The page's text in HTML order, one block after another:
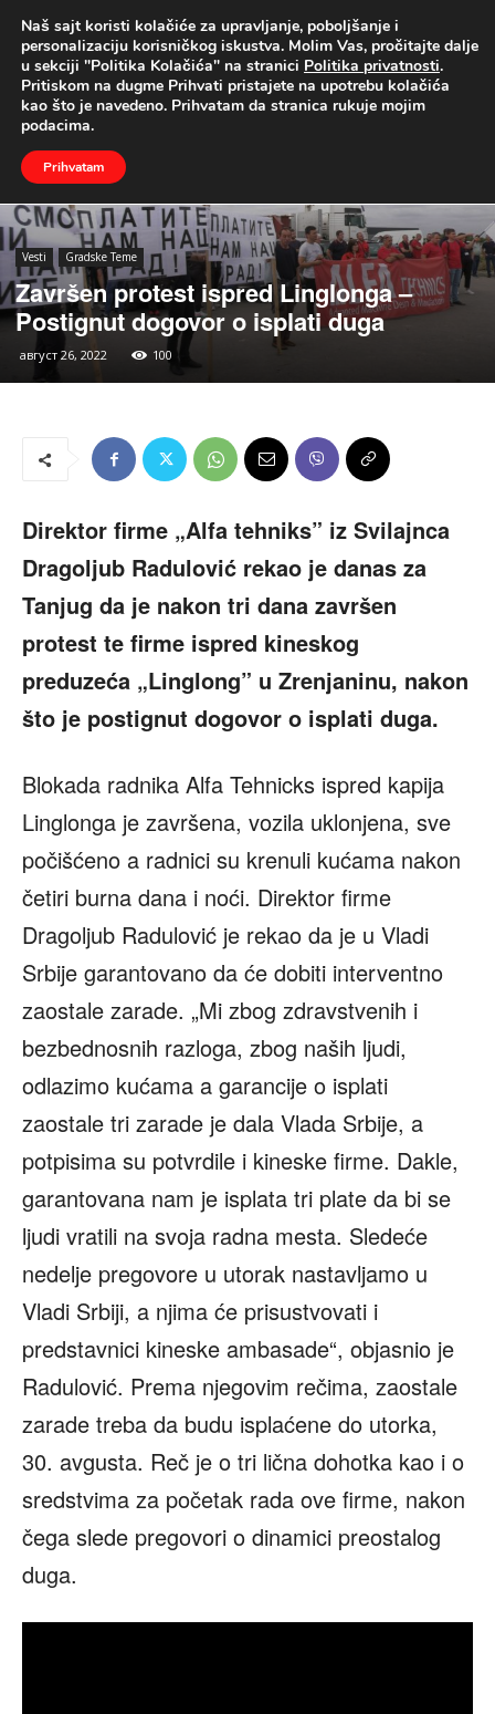
UŽIVO
Naslovna Vesti Gradske Teme
Vesti Gradske Teme
Završen protest ispred Linglonga –
Postignut dogovor o isplati duga
август 26, 2022 100
Direktor firme „Alfa tehniks” iz Svilajnca
Dragoljub Radulović rekao je danas za
Tanjug da je nakon tri dana završen
protest te firme ispred kineskog
preduzeća „Linglong” u Zrenjaninu, nakon
što je postignut dogovor o isplati duga.
Blokada radnika Alfa Tehnicks ispred kapija
Linglonga je završena, vozila uklonjena, sve
počišćeno a radnici su krenuli kućama nakon
četiri burna dana i noći. Direktor firme
Dragoljub Radulović je rekao da je u Vladi
Srbije garantovano da će dobiti interventno
zaostale zarade. „Mi zbog zdravstvenih i
bezbednosnih razloga, zbog naših ljudi,
odlazimo kućama a garancije o isplati
zaostale tri zarade je dala Vlada Srbije, a
potpisima su potvrdile i kineske firme. Dakle,
garantovana nam je isplata tri plate da bi se
ljudi vratili na svoja radna mesta. Sledeće
nedelje pregovore u utorak nastavljamo u
Vladi Srbiji, a njima će prisustvovati i
predstavnici kineske ambasade“, objasnio je
Radulović. Prema njegovim rečima, zaostale
zarade treba da budu isplaćene do utorka,
30. avgusta. Reč je o tri lična dohotka kao i o
sredstvima za početak rada ove firme, nakon
čega slede pregovori o dinamici preostalog
duga.
Naš sajt koristi kolačiće za upravljanje, poboljšanje i
personalizaciju korisničkog iskustva. Molim Vas, pročitajte dalje
u sekciji "Politika Kolačića" na stranici Politika privatnosti.
Pritiskom na dugme Prihvati pristajete na upotrebu kolačića
kao što je navedeno. Prihvatam da stranica rukuje mojim
podacima.
Prihvatam